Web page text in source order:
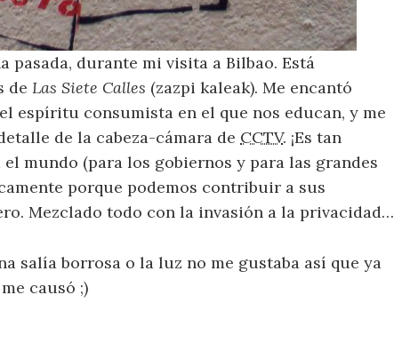
pasada, durante mi visita a Bilbao. Está
de Las Siete Calles (zazpi kaleak). Me encantó
espíritu consumista en el que nos educan, y me
de la cabeza-cámara de CCTV. ¡Es tan
mundo (para los gobiernos y para las grandes
porque podemos contribuir a sus
Mezclado todo con la invasión a la privacidad…
salía borrosa o la luz no me gustaba así que ya
causó ;)